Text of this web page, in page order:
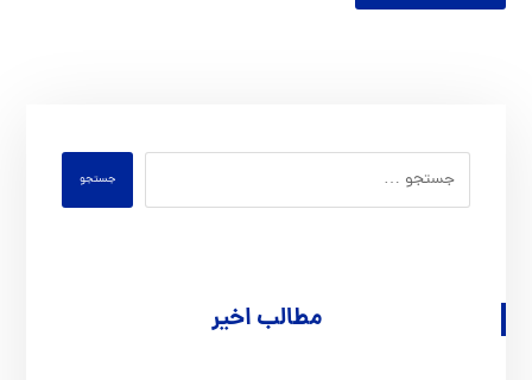
جستجو
مطالب اخیر